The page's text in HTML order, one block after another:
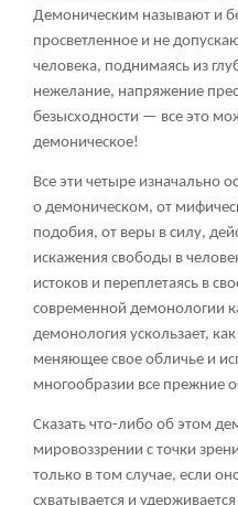
Демоническим называют и
просветленное и не
человека, поднимаясь из
нежелание, напряжение
безысходности — все это
демоническое!
Все эти четыре изначально
о демоническом, от
подобия, от веры в силу,
искажения свободы в
истоков и переплетаясь в
современной демонологии
демонология ускользает,
меняющее свое обличье и
многообразии все прежние
Сказать что-либо об этом
мировоззрении с точки
только в том случае, если
схватывается и